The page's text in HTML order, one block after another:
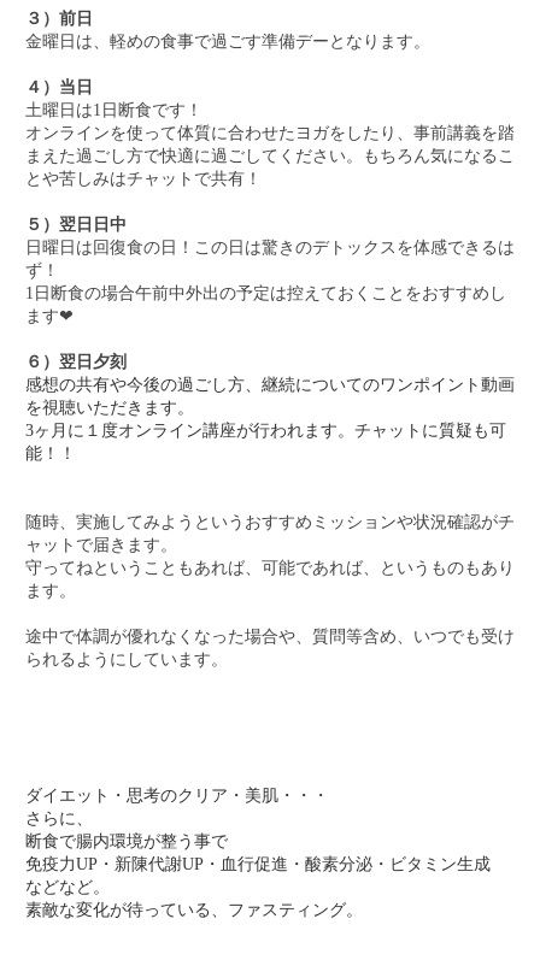
３）前日
金曜日は、軽めの食事で過ごす準備デーとなります。
４）当日
土曜日は1日断食です！
オンラインを使って体質に合わせたヨガをしたり、事前講義を踏
まえた過ごし方で快適に過ごしてください。もちろん気になるこ
とや苦しみはチャットで共有！
５）翌日日中
日曜日は回復食の日！この日は驚きのデトックスを体感できるは
ず！
1日断食の場合午前中外出の予定は控えておくことをおすすめし
ます❤︎
６）翌日夕刻
感想の共有や今後の過ごし方、継続についてのワンポイント動画
を視聴いただきます。
3ヶ月に１度オンライン講座が行われます。チャットに質疑も可
能！！
随時、実施してみようというおすすめミッションや状況確認がチ
ャットで届きます。
守ってねということもあれば、可能であれば、というものもあり
ます。
途中で体調が優れなくなった場合や、質問等含め、いつでも受け
られるようにしています。
ダイエット・思考のクリア・美肌・・・
さらに、
断食で腸内環境が整う事で
免疫力UP・新陳代謝UP・血行促進・酸素分泌・ビタミン生成
などなど。
素敵な変化が待っている、ファスティング。